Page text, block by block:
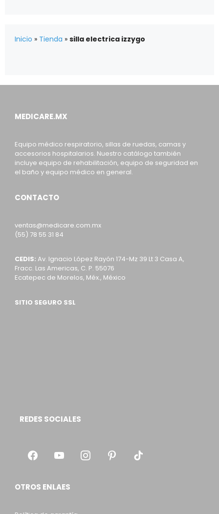
Inicio » Tienda » silla electrica izzygo
MEDICARE.MX
Equipo médico respiratorio, sillas de ruedas, camas y
accesorios hospitalarios. Nuestro catálogo también
incluye equipo de rehabilitación, equipo de seguridad en
el baño y equipo médico en general.
CONTACTO
ventas@medicare.com.mx
(55) 78 55 31 84
CEDIS: Av. Ignacio López Rayón 174-Mz 39 Lt 3 Casa A,
Fracc. Las Americas, C. P. 55076
Ecatepec de Morelos, Méx., México
SITIO SEGURO SSL
REDES SOCIALES
OTROS ENLAES